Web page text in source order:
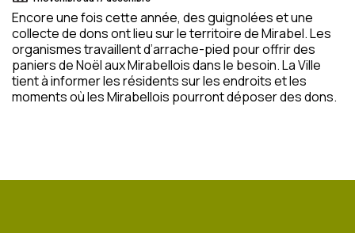
Encore une fois cette année, des guignolées et une
collecte de dons ont lieu sur le territoire de Mirabel. Les
organismes travaillent d’arrache-pied pour offrir des
paniers de Noël aux Mirabellois dans le besoin. La Ville
tient à informer les résidents sur les endroits et les
moments où les Mirabellois pourront déposer des dons.